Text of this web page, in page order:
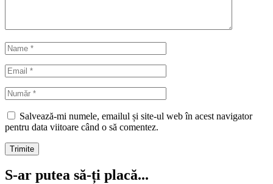
Salvează-mi numele, emailul și site-ul web în acest navigator
pentru data viitoare când o să comentez.
Trimite
S-ar putea să-ți placă...